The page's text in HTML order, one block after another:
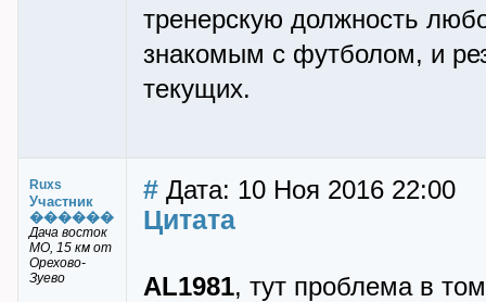
тренерскую должность
знакомым с футболом, и
текущих.
Ruxs
Участник
������
Дача восток
МО, 15 км от
Орехово-
Зуево
# Дата: 10 Ноя 2016 22:00
Цитата
AL1981, тут проблема в